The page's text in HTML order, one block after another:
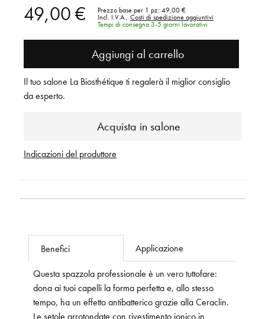
49,00 € Prezzo base per 1 pz: 49,00 €
Incl. I.V.A.,
Costi di spedizione aggiuntivi
Tempi di consegna 3-5 giorni lavorativi
Aggiungi al carrello
Acquista in salone
Il tuo salone La Biosthétique ti regalerà il miglior consiglio
da esperto.
Indicazioni del produttore
Benefici Applicazione
Questa spazzola professionale è un vero tuttofare:
dona ai tuoi capelli la forma perfetta e, allo stesso
tempo, ha un effetto antibatterico grazie alla Ceraclin.
Le setole arrotondate con rivestimento ionico in